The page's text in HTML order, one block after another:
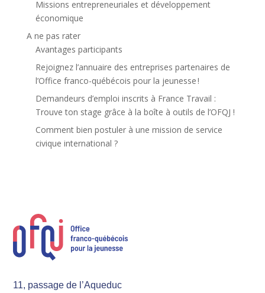
Missions entrepreneuriales et développement
économique
A ne pas rater
Avantages participants
Rejoignez l’annuaire des entreprises partenaires de
l’Office franco-québécois pour la jeunesse !
Demandeurs d’emploi inscrits à France Travail :
Trouve ton stage grâce à la boîte à outils de l’OFQJ !
Comment bien postuler à une mission de service
civique international ?
11, passage de l’Aqueduc